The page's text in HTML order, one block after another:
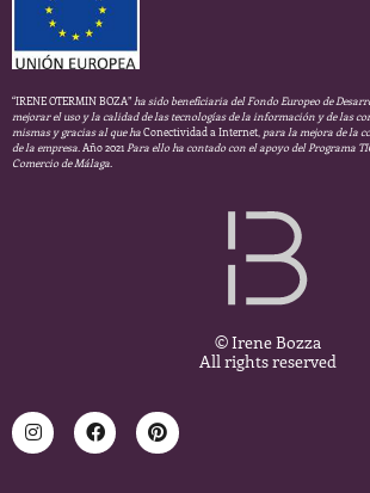
“IRENE OTERMIN BOZA” ha sido beneficiaria del Fondo Europeo de
mejorar el uso y la calidad de las tecnologías de la información y de las
mismas y gracias al que haConectividad a Internet, para la mejora de la
de la empresa. Año 2021 Para ello ha contado con el apoyo del Programa
Comercio de Málaga.
© Irene Bozza
All rights reserved